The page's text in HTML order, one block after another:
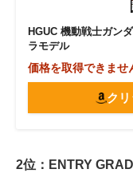
HGUC 機動戦士ガン
ラモデル
価格を取得できませ
クリ
2位：ENTRY